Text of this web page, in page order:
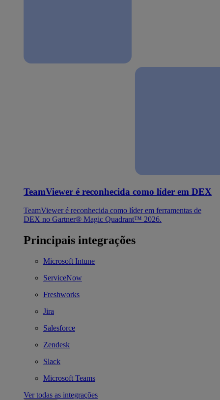
TeamViewer é reconhecida como líder em DEX
TeamViewer é reconhecida como líder em ferramentas de
DEX no Gartner® Magic Quadrant™ 2026.
Principais integrações
Microsoft Intune
ServiceNow
Freshworks
Jira
Salesforce
Zendesk
Slack
Microsoft Teams
Ver todas as integrações